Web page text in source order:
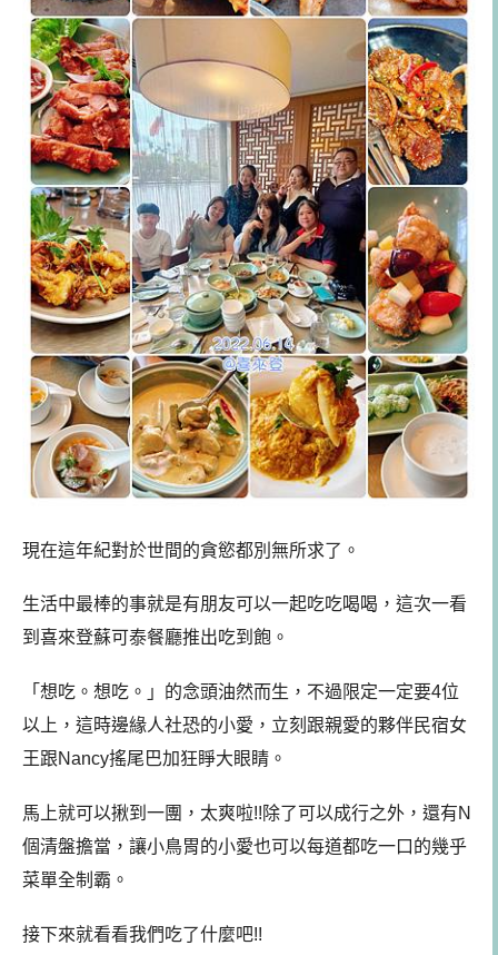
現在這年紀對於世間的貪慾都別無所求了。
生活中最棒的事就是有朋友可以一起吃吃喝喝，這次一看
到喜來登蘇可泰餐廳推出吃到飽。
「想吃。想吃。」的念頭油然而生，不過限定一定要4位
以上，這時邊緣人社恐的小愛，立刻跟親愛的夥伴民宿女
王跟Nancy搖尾巴加狂睜大眼睛。
馬上就可以揪到一團，太爽啦!!除了可以成行之外，還有N
個清盤擔當，讓小鳥胃的小愛也可以每道都吃一口的幾乎
菜單全制霸。
接下來就看看我們吃了什麼吧!!